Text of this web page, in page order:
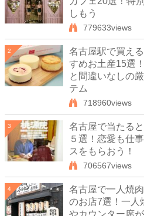
しもう
779633views
2
名古屋駅で買え
すめお土産15選
と間違いなしの
テム
718960views
3
名古屋で当たる
５選！恋愛も仕
スをもらおう！
706567views
4
名古屋で一人焼
のお店7選！一人
やカウンター席